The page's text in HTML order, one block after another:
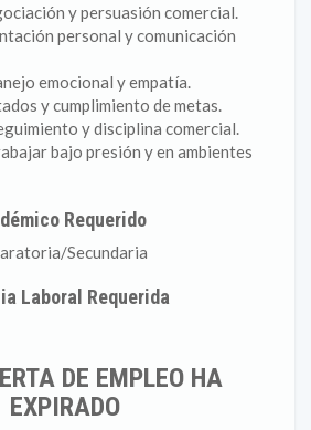
y persuasión comercial.
personal y comunicación
emocional y empatía.
y cumplimiento de metas.
y disciplina comercial.
bajo presión y en ambientes
Requerido
Secundaria
Laboral Requerida
DE EMPLEO HA
EXPIRADO